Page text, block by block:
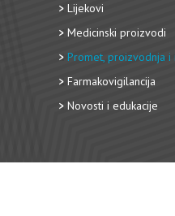
Lijekovi
Medicinski proizvodi
Promet, proizvodnja i
Farmakovigilancija
Novosti i edukacije